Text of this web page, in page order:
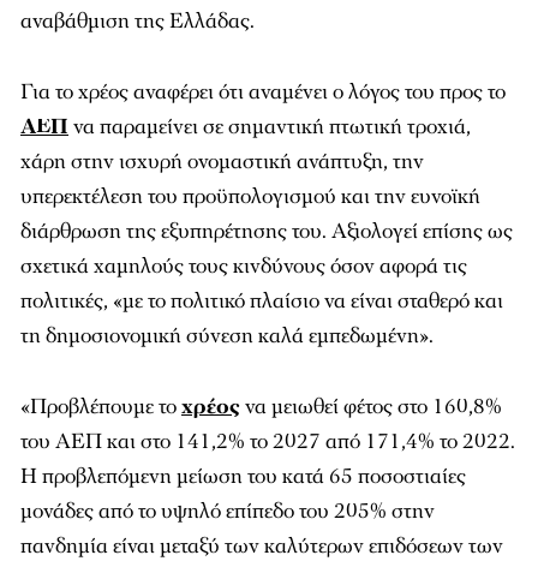
αναβάθμιση της Ελλάδας.
Για το χρέος αναφέρει ότι αναμένει ο λόγος του προς το
ΑΕΠ να παραμείνει σε σημαντική πτωτική τροχιά,
χάρη στην ισχυρή ονομαστική ανάπτυξη, την
υπερεκτέλεση του προϋπολογισμού και την ευνοϊκή
διάρθρωση της εξυπηρέτησης του. Αξιολογεί επίσης ως
σχετικά χαμηλούς τους κινδύνους όσον αφορά τις
πολιτικές, «με το πολιτικό πλαίσιο να είναι σταθερό και
τη δημοσιονομική σύνεση καλά εμπεδωμένη».
«Προβλέπουμε τοχρέοςνα μειωθεί φέτος στο 160,8%
του ΑΕΠ και στο 141,2% το 2027 από 171,4% το 2022.
Η προβλεπόμενη μείωση του κατά 65 ποσοστιαίες
μονάδες από το υψηλό επίπεδο του 205% στην
πανδημία είναι μεταξύ των καλύτερων επιδόσεων των